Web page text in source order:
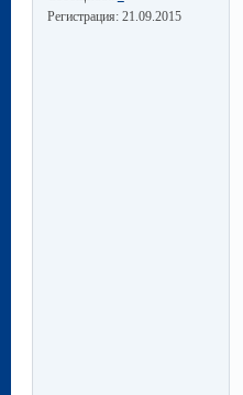
Регистрация: 21.09.2015